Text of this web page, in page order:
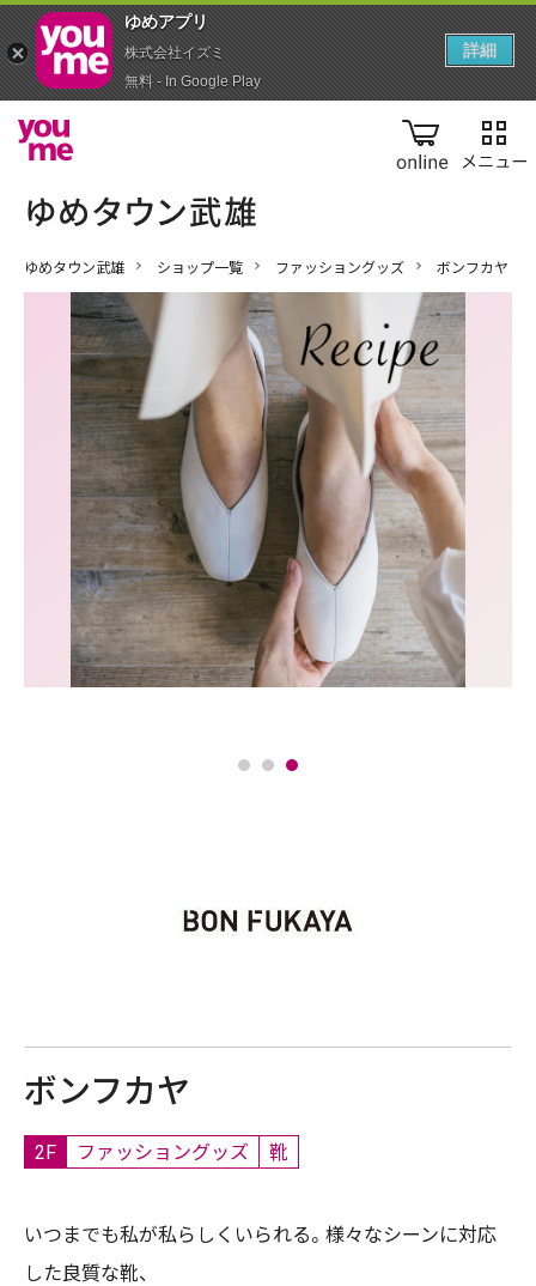
online
ゆめタウン武雄 ショップ一覧 ファッショングッズ ボンフカヤ
ボンフカヤ
2F ファッショングッズ 靴
いつまでも私が私らしくいられる。様々なシーンに対応
した良質な靴、
ゆめアプ‪リ‬
株式会社イズミ
無料 - In Google Play
詳細